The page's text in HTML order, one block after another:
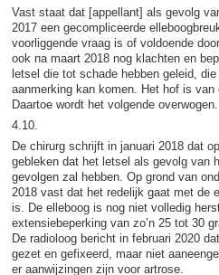
Vast staat dat [appellant] als gevolg
2017 een gecompliceerde
voorliggende vraag is of voldoende
ook na maart 2018 nog klachten en
letsel die tot schade hebben geleid,
aanmerking kan komen. Het hof is van
Daartoe wordt het volgende overwogen.
4.10.
De chirurg schrijft in januari 2018 dat
gebleken dat het letsel als gevolg van
gevolgen zal hebben. Op grond van
2018 vast dat het redelijk gaat met de
is. De elleboog is nog niet volledig
extensiebeperking van zo’n 25 tot 30
De radioloog bericht in februari 2020
gezet en gefixeerd, maar niet
er aanwijzingen zijn voor artrose.